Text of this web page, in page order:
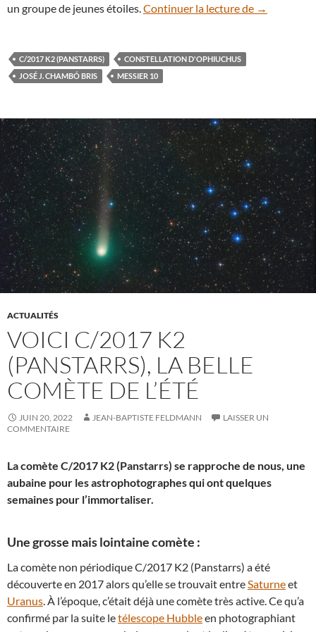
un groupe de jeunes étoiles.Continuer la lecture de La comète
→
C/2017 K2 (PANSTARRS)
CONSTELLATION D'OPHIUCHUS
JOSÉ J. CHAMBÓ BRIS
MESSIER 10
ACTUALITÉS
VOICI C/2017 K2
(PANSTARRS), LA BELLE
COMÈTE DE L’ÉTÉ
JUIN 20, 2022 JEAN-BAPTISTE FELDMANN
LAISSER UN
COMMENTAIRE
La comète C/2017 K2 (Panstarrs) se rapproche de nous, une
aubaine pour les astrophotographes qui ont quelques
semaines pour l’immortaliser.
Une grosse mais lointaine comète :
La comète non périodique C/2017 K2 (Panstarrs) a été
découverte en 2017 alors qu’elle se trouvait entreSaturneet
Uranus. À l’époque, c’était déjà une comète très active. Ce qu’a
confirmé par la suite letélescope Hubbleen photographiant